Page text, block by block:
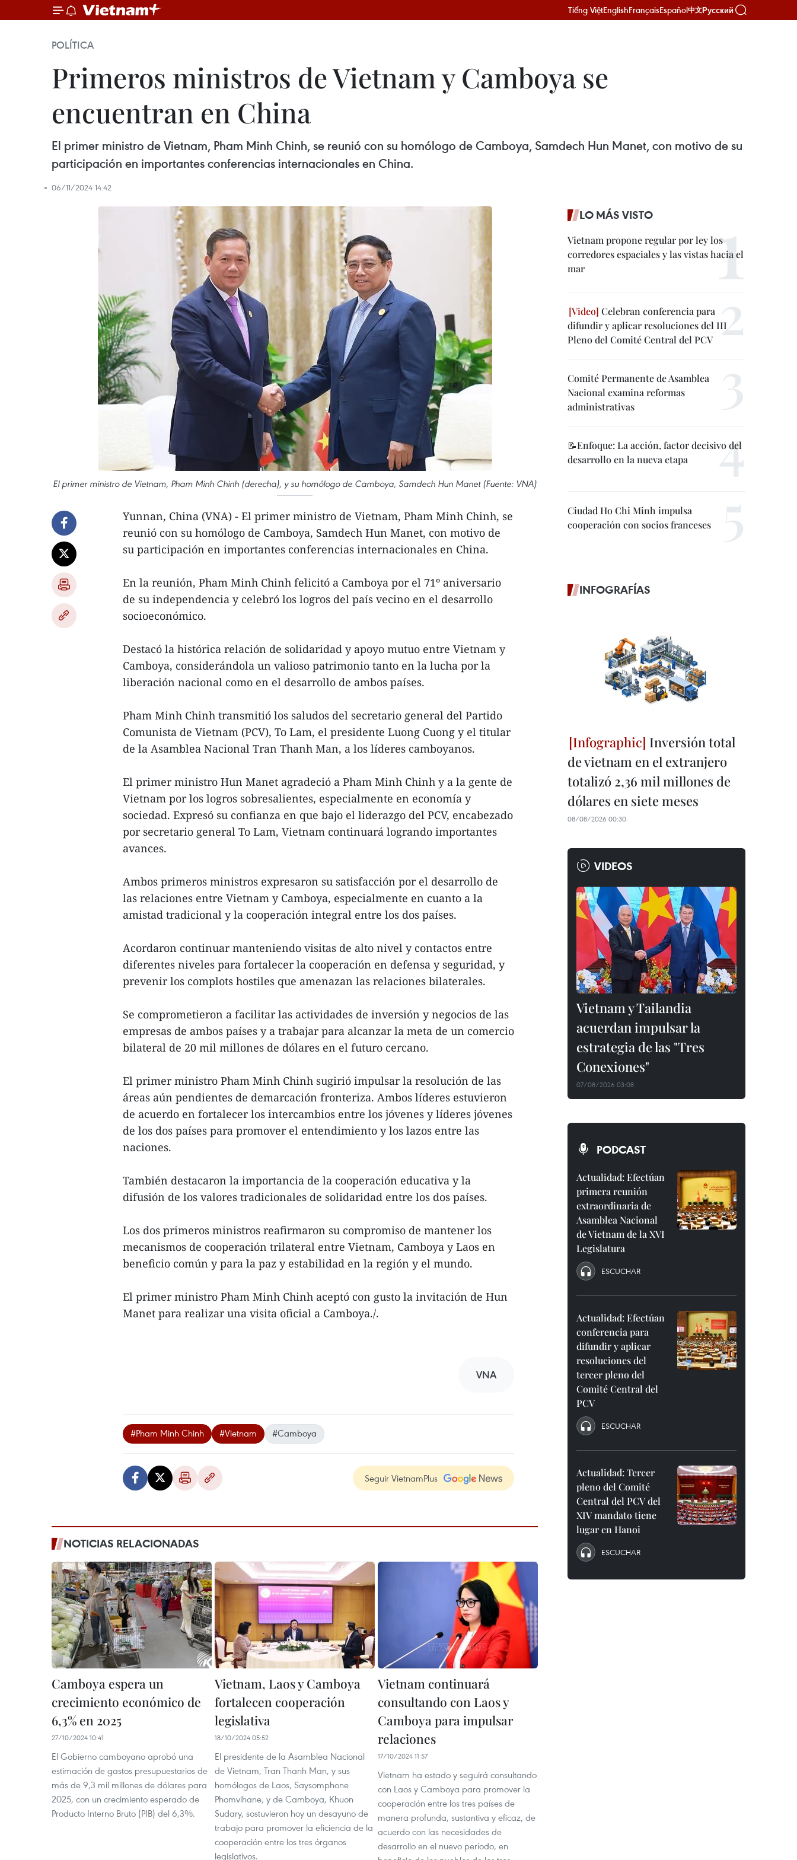
Tiếng ViệtEnglishFrançaisEspañol中文Русский
POLÍTICA
Primeros ministros de Vietnam y Camboya se
encuentran en China
El primer ministro de Vietnam, Pham Minh Chinh, se reunió con su homólogo de Camboya, Samdech Hun Manet, con motivo de su
participación en importantes conferencias internacionales en China.
06/11/2024 14:42
El primer ministro de Vietnam, Pham Minh Chinh (derecha), y su homólogo de Camboya, Samdech Hun Manet (Fuente: VNA)
Yunnan, China (VNA) - El primer ministro de Vietnam, Pham Minh Chinh, se
reunió con su homólogo de Camboya, Samdech Hun Manet, con motivo de
su participación en importantes conferencias internacionales en China.
En la reunión, Pham Minh Chinh felicitó a Camboya por el 71º aniversario
de su independencia y celebró los logros del país vecino en el desarrollo
socioeconómico.
Destacó la histórica relación de solidaridad y apoyo mutuo entre Vietnam y
Camboya, considerándola un valioso patrimonio tanto en la lucha por la
liberación nacional como en el desarrollo de ambos países.
Pham Minh Chinh transmitió los saludos del secretario general del Partido
Comunista de Vietnam (PCV), To Lam, el presidente Luong Cuong y el titular
de la Asamblea Nacional Tran Thanh Man, a los líderes camboyanos.
El primer ministro Hun Manet agradeció a Pham Minh Chinh y a la gente de
Vietnam por los logros sobresalientes, especialmente en economía y
sociedad. Expresó su confianza en que bajo el liderazgo del PCV, encabezado
por secretario general To Lam, Vietnam continuará logrando importantes
avances.
Ambos primeros ministros expresaron su satisfacción por el desarrollo de
las relaciones entre Vietnam y Camboya, especialmente en cuanto a la
amistad tradicional y la cooperación integral entre los dos países.
Acordaron continuar manteniendo visitas de alto nivel y contactos entre
diferentes niveles para fortalecer la cooperación en defensa y seguridad, y
prevenir los complots hostiles que amenazan las relaciones bilaterales.
Se comprometieron a facilitar las actividades de inversión y negocios de las
empresas de ambos países y a trabajar para alcanzar la meta de un comercio
bilateral de 20 mil millones de dólares en el futuro cercano.
El primer ministro Pham Minh Chinh sugirió impulsar la resolución de las
áreas aún pendientes de demarcación fronteriza. Ambos líderes estuvieron
de acuerdo en fortalecer los intercambios entre los jóvenes y líderes jóvenes
de los dos países para promover el entendimiento y los lazos entre las
naciones.
También destacaron la importancia de la cooperación educativa y la
difusión de los valores tradicionales de solidaridad entre los dos países.
Los dos primeros ministros reafirmaron su compromiso de mantener los
mecanismos de cooperación trilateral entre Vietnam, Camboya y Laos en
beneficio común y para la paz y estabilidad en la región y el mundo.
El primer ministro Pham Minh Chinh aceptó con gusto la invitación de Hun
Manet para realizar una visita oficial a Camboya./.
VNA
#Pham Minh Chinh #Vietnam #Camboya
Seguir VietnamPlus
NOTICIAS RELACIONADAS
Camboya espera un
crecimiento económico de
6,3% en 2025
27/10/2024 10:41
El Gobierno camboyano aprobó una
estimación de gastos presupuestarios de
más de 9,3 mil millones de dólares para
2025, con un crecimiento esperado de
Producto Interno Bruto (PIB) del 6,3%.
Vietnam, Laos y Camboya
fortalecen cooperación
legislativa
18/10/2024 05:52
El presidente de la Asamblea Nacional
de Vietnam, Tran Thanh Man, y sus
homólogos de Laos, Saysomphone
Phomvihane, y de Camboya, Khuon
Sudary, sostuvieron hoy un desayuno de
trabajo para promover la eficiencia de la
cooperación entre los tres órganos
legislativos.
Vietnam continuará
consultando con Laos y
Camboya para impulsar
relaciones
17/10/2024 11:57
Vietnam ha estado y seguirá consultando
con Laos y Camboya para promover la
cooperación entre los tres países de
manera profunda, sustantiva y eficaz, de
acuerdo con las necesidades de
desarrollo en el nuevo período, en
LO MÁS VISTO
Vietnam propone regular por ley los
corredores espaciales y las vistas hacia el
mar
Celebran conferencia para
difundir y aplicar resoluciones del III
Pleno del Comité Central del PCV
Comité Permanente de Asamblea
Nacional examina reformas
administrativas
📝Enfoque: La acción, factor decisivo del
desarrollo en la nueva etapa
Ciudad Ho Chi Minh impulsa
cooperación con socios franceses
INFOGRAFÍAS
Inversión total
de vietnam en el extranjero
totalizó 2,36 mil millones de
dólares en siete meses
08/08/2026 00:30
VIDEOS
Vietnam y Tailandia
acuerdan impulsar la
estrategia de las "Tres
Conexiones"
07/08/2026 03:08
PODCAST
Actualidad: Efectúan
primera reunión
extraordinaria de
Asamblea Nacional
de Vietnam de la XVI
Legislatura
ESCUCHAR
Actualidad: Efectúan
conferencia para
difundir y aplicar
resoluciones del
tercer pleno del
Comité Central del
PCV
ESCUCHAR
Actualidad: Tercer
pleno del Comité
Central del PCV del
XIV mandato tiene
lugar en Hanoi
ESCUCHAR